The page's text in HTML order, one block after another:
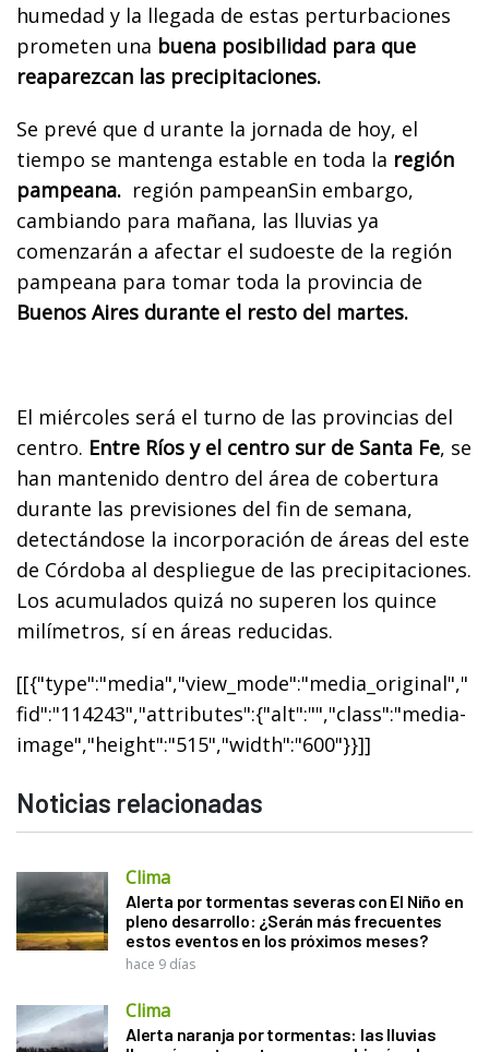
humedad y la llegada de estas perturbaciones
prometen una buena posibilidad para que
reaparezcan las precipitaciones.
Se prevé que d urante la jornada de hoy, el
tiempo se mantenga estable en toda la región
pampeana. región pampeanSin embargo,
cambiando para mañana, las lluvias ya
comenzarán a afectar el sudoeste de la región
pampeana para tomar toda la provincia de
Buenos Aires durante el resto del martes.
El miércoles será el turno de las provincias del
centro. Entre Ríos y el centro sur de Santa Fe, se
han mantenido dentro del área de cobertura
durante las previsiones del fin de semana,
detectándose la incorporación de áreas del este
de Córdoba al despliegue de las precipitaciones.
Los acumulados quizá no superen los quince
milímetros, sí en áreas reducidas.
[[{"type":"media","view_mode":"media_original","
fid":"114243","attributes":{"alt":"","class":"media-
image","height":"515","width":"600"}}]]
Noticias relacionadas
Clima
Alerta por tormentas severas con El Niño en
pleno desarrollo: ¿Serán más frecuentes
estos eventos en los próximos meses?
hace 9 días
Clima
Alerta naranja por tormentas: las lluvias